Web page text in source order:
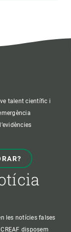
talent científic i
les notícies falses
disposem